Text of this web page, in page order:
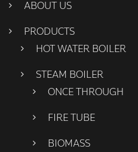
ABOUT US
PRODUCTS
HOT WATER BOILER
STEAM BOILER
ONCE THROUGH
FIRE TUBE
BIOMASS